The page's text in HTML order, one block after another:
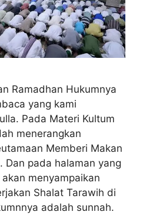
Ramadhan Hukumnya
yang kami
Pada Materi Kultum
menerangkan
Memberi Makan
Dan pada halaman yang
menyampaikan
Shalat Tarawih di
adalah sunnah.